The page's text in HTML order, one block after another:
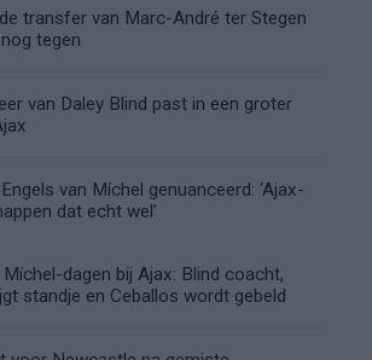
transfer van Marc-André ter Stegen
tegen
van Daley Blind past in een groter
van Míchel genuanceerd: ‘Ajax-
dat echt wel’
dagen bij Ajax: Blind coacht,
standje en Ceballos wordt gebeld